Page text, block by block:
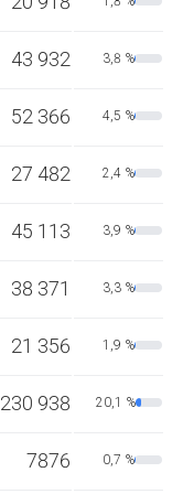
43 932 3,8 %
52 366 4,5 %
27 482 2,4 %
45 113 3,9 %
38 371 3,3 %
21 356 1,9 %
230 938 20,1 %
7876 0,7 %